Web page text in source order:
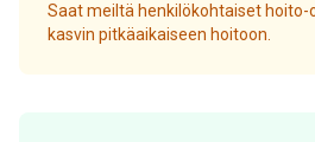
Saat meiltä henkilökohtaiset hoito-
kasvin pitkäaikaiseen hoitoon.